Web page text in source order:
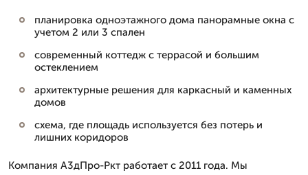
планировка одноэтажного дома панорамные окна с
учетом 2 или 3 спален
современный коттедж с террасой и большим
остеклением
архитектурные решения для каркасный и каменных
домов
схема, где площадь используется без потерь и
лишних коридоров
Компания А3дПро-Ркт работает с 2011 года. Мы